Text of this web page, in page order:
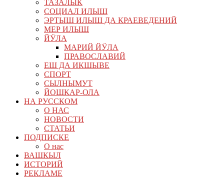
ТАЗАЛЫК
СОЦИАЛ ИЛЫШ
ЭРТЫШ ИЛЫШ ДА КРАЕВЕДЕНИЙ
МЕР ИЛЫШ
ЙӰЛА
МАРИЙ ЙӰЛА
ПРАВОСЛАВИЙ
ЕШ ДА ИКШЫВЕ
СПОРТ
СЫЛНЫМУТ
ЙОШКАР-ОЛА
НА РУССКОМ
О НАС
НОВОСТИ
СТАТЬИ
ПОДПИСКЕ
О нас
ВАШКЫЛ
ИСТОРИЙ
РЕКЛАМЕ